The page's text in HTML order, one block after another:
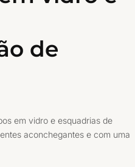
de
em vidro e esquadrias de
aconchegantes e com uma